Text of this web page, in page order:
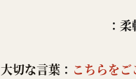
：柔軟な思考、
大切な言葉 ： こちらを